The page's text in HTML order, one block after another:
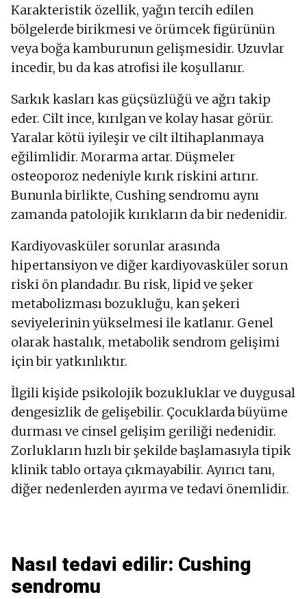
Karakteristik özellik, yağın tercih edilen
bölgelerde birikmesi ve örümcek figürünün
veya boğa kamburunun gelişmesidir. Uzuvlar
incedir, bu da kas atrofisi ile koşullanır.
Sarkık kasları kas güçsüzlüğü ve ağrı takip
eder. Cilt ince, kırılgan ve kolay hasar görür.
Yaralar kötü iyileşir ve cilt iltihaplanmaya
eğilimlidir. Morarma artar. Düşmeler
osteoporoz nedeniyle kırık riskini artırır.
Bununla birlikte, Cushing sendromu aynı
zamanda patolojik kırıkların da bir nedenidir.
Kardiyovasküler sorunlar arasında
hipertansiyon ve diğer kardiyovasküler sorun
riski ön plandadır. Bu risk, lipid ve şeker
metabolizması bozukluğu, kan şekeri
seviyelerinin yükselmesi ile katlanır. Genel
olarak hastalık, metabolik sendrom gelişimi
için bir yatkınlıktır.
İlgili kişide psikolojik bozukluklar ve duygusal
dengesizlik de gelişebilir. Çocuklarda büyüme
durması ve cinsel gelişim geriliği nedenidir.
Zorlukların hızlı bir şekilde başlamasıyla tipik
klinik tablo ortaya çıkmayabilir. Ayırıcı tanı,
diğer nedenlerden ayırma ve tedavi önemlidir.
Nasıl tedavi edilir: Cushing
sendromu